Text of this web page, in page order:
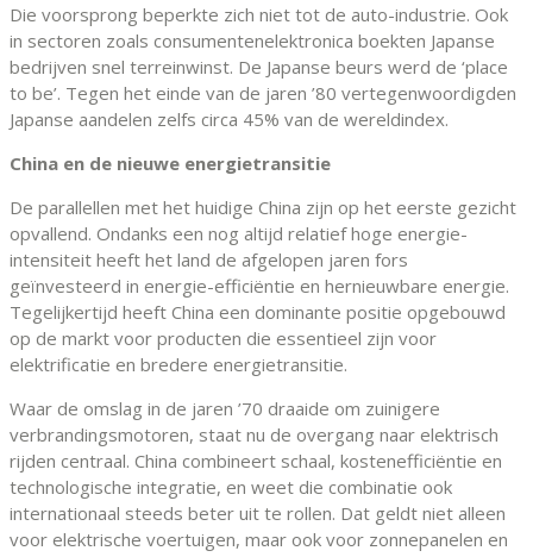
Die voorsprong beperkte zich niet tot de auto-industrie. Ook
in sectoren zoals consumentenelektronica boekten Japanse
bedrijven snel terreinwinst. De Japanse beurs werd de ‘place
to be’. Tegen het einde van de jaren ’80 vertegenwoordigden
Japanse aandelen zelfs circa 45% van de wereldindex.
China en de nieuwe energietransitie
De parallellen met het huidige China zijn op het eerste gezicht
opvallend. Ondanks een nog altijd relatief hoge energie-
intensiteit heeft het land de afgelopen jaren fors
geïnvesteerd in energie-efficiëntie en hernieuwbare energie.
Tegelijkertijd heeft China een dominante positie opgebouwd
op de markt voor producten die essentieel zijn voor
elektrificatie en bredere energietransitie.
Waar de omslag in de jaren ’70 draaide om zuinigere
verbrandingsmotoren, staat nu de overgang naar elektrisch
rijden centraal. China combineert schaal, kostenefficiëntie en
technologische integratie, en weet die combinatie ook
internationaal steeds beter uit te rollen. Dat geldt niet alleen
voor elektrische voertuigen, maar ook voor zonnepanelen en